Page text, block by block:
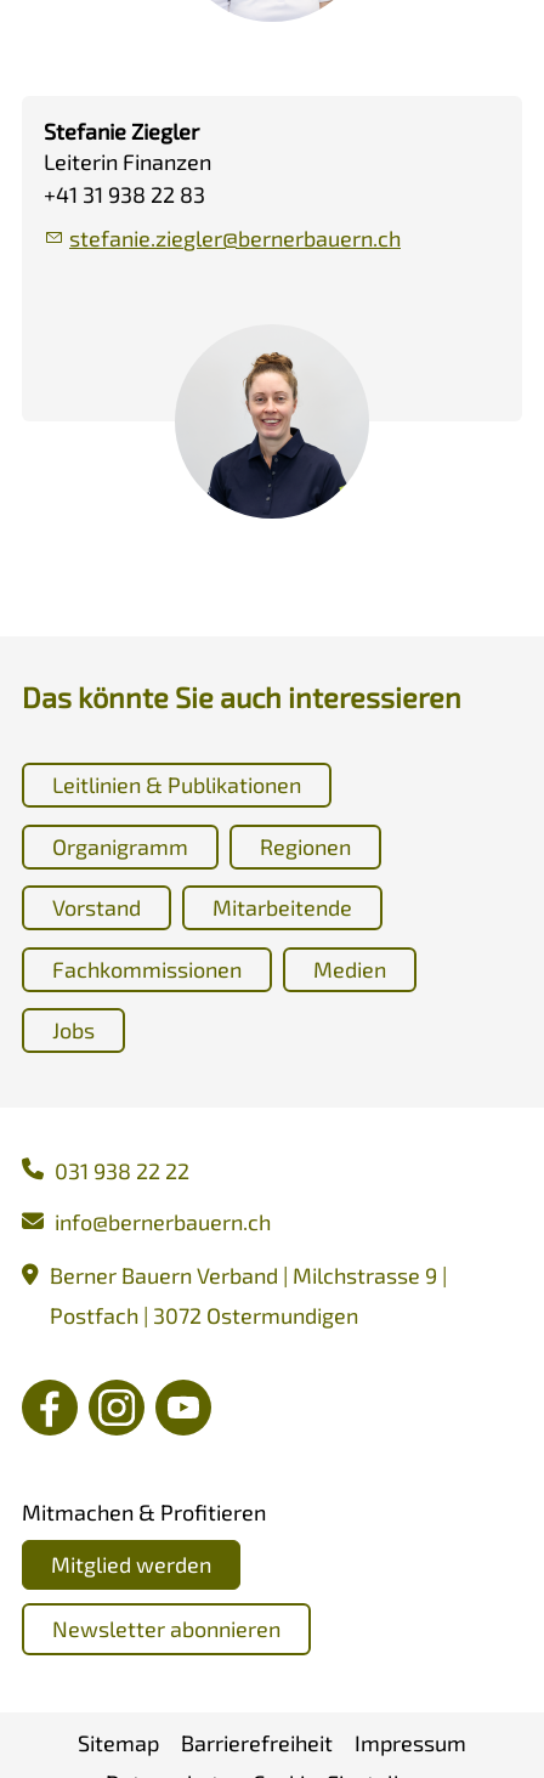
Stefanie Ziegler
Leiterin Finanzen
+41 31 938 22 83
st f n z gl r b rn rb rn ch
Das könnte Sie auch interessieren
Leitlinien & Publikationen
Organigramm Regionen
Vorstand Mitarbeitende
Fachkommissionen Medien
Jobs
031 938 22 22
nf
b rn rb rn ch
Berner Bauern Verband | Milchstrasse 9 |
Postfach | 3072 Ostermundigen
Mitmachen & Profitieren
Mitglied werden
Newsletter abonnieren
Sitemap Barrierefreiheit
Impressum